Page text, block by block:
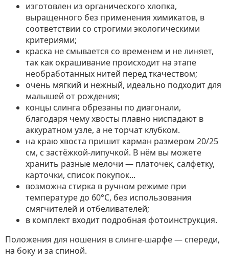
изготовлен из органического хлопка,
выращенного без применения химикатов, в
соответствии со строгими экологическими
критериями;
краска не смывается со временем и не линяет,
так как окрашивание происходит на этапе
необработанных нитей перед ткачеством;
очень мягкий и нежный, идеально подходит для
малышей от рождения;
концы слинга обрезаны по диагонали,
благодаря чему хвосты плавно ниспадают в
аккуратном узле, а не торчат клубком.
на краю хвоста пришит карман размером 20/25
см, с застёжкой-липучкой. В нём вы можете
хранить разные мелочи — платочек, салфетку,
карточки, список покупок...
возможна стирка в ручном режиме при
температуре до 60°C, без использования
смягчителей и отбеливателей;
в комплект входит подробная фотоинструкция.
Положения для ношения в слинге-шарфе — спереди,
на боку и за спиной.